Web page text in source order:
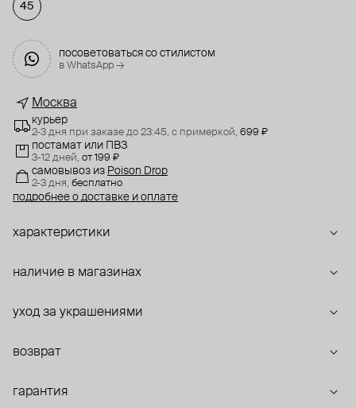
45
посоветоваться со стилистом
в WhatsApp →
Москва
курьер
2-3 дня при заказе до 23:45, с примеркой, 699 ₽
постамат или ПВЗ
3-12 дней, от 199 ₽
самовывоз из Poison Drop
2-3 дня, бесплатно
подробнее о доставке и оплате
характеристики
наличие в магазинах
уход за украшениями
возврат
гарантия